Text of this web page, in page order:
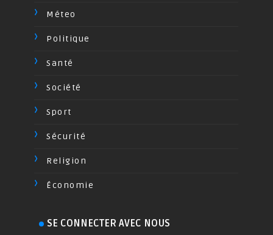
Méteo
Politique
Santé
Société
Sport
Sécurité
Religion
Économie
SE CONNECTER AVEC NOUS